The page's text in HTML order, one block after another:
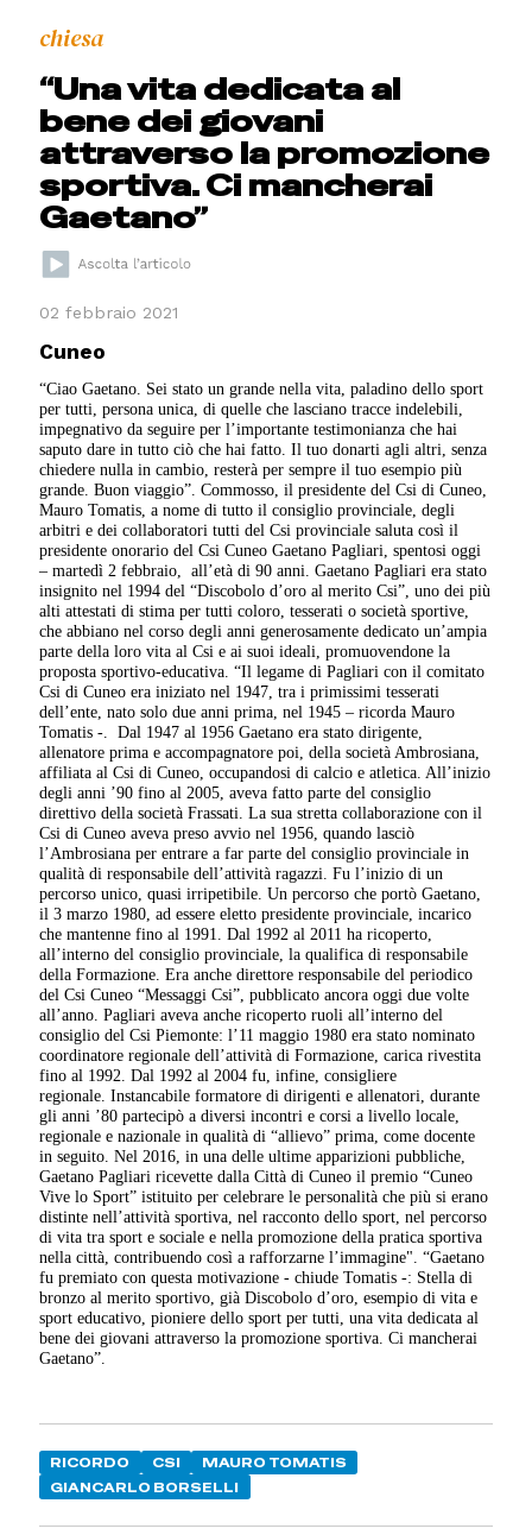
chiesa
“Una vita dedicata al
bene dei giovani
attraverso la promozione
sportiva. Ci mancherai
Gaetano”
02 febbraio 2021
Cuneo
“Ciao Gaetano. Sei stato un grande nella vita, paladino dello sport
per tutti, persona unica, di quelle che lasciano tracce indelebili,
impegnativo da seguire per l’importante testimonianza che hai
saputo dare in tutto ciò che hai fatto. Il tuo donarti agli altri, senza
chiedere nulla in cambio, resterà per sempre il tuo esempio più
grande. Buon viaggio”. Commosso, il presidente del Csi di Cuneo,
Mauro Tomatis, a nome di tutto il consiglio provinciale, degli
arbitri e dei collaboratori tutti del Csi provinciale saluta così il
presidente onorario del Csi Cuneo Gaetano Pagliari, spentosi oggi
– martedì 2 febbraio, all’età di 90 anni. Gaetano Pagliari era stato
insignito nel 1994 del “Discobolo d’oro al merito Csi”, uno dei più
alti attestati di stima per tutti coloro, tesserati o società sportive,
che abbiano nel corso degli anni generosamente dedicato un’ampia
parte della loro vita al Csi e ai suoi ideali, promuovendone la
proposta sportivo-educativa. “Il legame di Pagliari con il comitato
Csi di Cuneo era iniziato nel 1947, tra i primissimi tesserati
dell’ente, nato solo due anni prima, nel 1945 – ricorda Mauro
Tomatis -. Dal 1947 al 1956 Gaetano era stato dirigente,
allenatore prima e accompagnatore poi, della società Ambrosiana,
affiliata al Csi di Cuneo, occupandosi di calcio e atletica. All’inizio
degli anni ’90 fino al 2005, aveva fatto parte del consiglio
direttivo della società Frassati. La sua stretta collaborazione con il
Csi di Cuneo aveva preso avvio nel 1956, quando lasciò
l’Ambrosiana per entrare a far parte del consiglio provinciale in
qualità di responsabile dell’attività ragazzi. Fu l’inizio di un
percorso unico, quasi irripetibile. Un percorso che portò Gaetano,
il 3 marzo 1980, ad essere eletto presidente provinciale, incarico
che mantenne fino al 1991. Dal 1992 al 2011 ha ricoperto,
all’interno del consiglio provinciale, la qualifica di responsabile
della Formazione. Era anche direttore responsabile del periodico
del Csi Cuneo “Messaggi Csi”, pubblicato ancora oggi due volte
all’anno. Pagliari aveva anche ricoperto ruoli all’interno del
consiglio del Csi Piemonte: l’11 maggio 1980 era stato nominato
coordinatore regionale dell’attività di Formazione, carica rivestita
fino al 1992. Dal 1992 al 2004 fu, infine, consigliere
regionale. Instancabile formatore di dirigenti e allenatori, durante
gli anni ’80 partecipò a diversi incontri e corsi a livello locale,
regionale e nazionale in qualità di “allievo” prima, come docente
in seguito. Nel 2016, in una delle ultime apparizioni pubbliche,
Gaetano Pagliari ricevette dalla Città di Cuneo il premio “Cuneo
Vive lo Sport” istituito per celebrare le personalità che più si erano
distinte nell’attività sportiva, nel racconto dello sport, nel percorso
di vita tra sport e sociale e nella promozione della pratica sportiva
nella città, contribuendo così a rafforzarne l’immagine". “Gaetano
fu premiato con questa motivazione - chiude Tomatis -: Stella di
bronzo al merito sportivo, già Discobolo d’oro, esempio di vita e
sport educativo, pioniere dello sport per tutti, una vita dedicata al
bene dei giovani attraverso la promozione sportiva. Ci mancherai
Gaetano”.
RICORDO CSI
MAURO TOMATIS
GIANCARLO BORSELLI